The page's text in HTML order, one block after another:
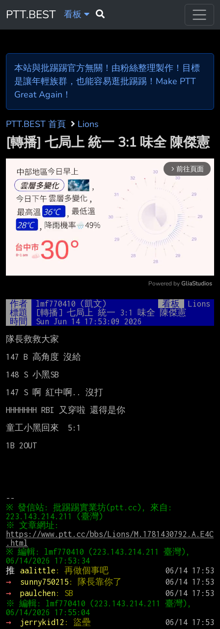
PTT.BEST 看板
本站與批踢踢官方無關！由粉絲整理製作！目標
是讓年輕族群，也能容易逛批踢踢！Make PTT
Great Again！
PTT.BEST 首頁 Lions
[轉播] 七局上 統一 3:1 味全 陳傑憲
arrow_forward_ios 前往頁面
Mute
Powered by GliaStudios
作者 lmf770410 (凱文) 看板
Lions
標題
[轉播] 七局上 統一 3:1 味全 陳傑憲
時間
Sun Jun 14 17:53:09 2026
隊長救救大家
147 B 高角度 沒給
148 S 小黑SB
147 S 啊 紅中啊.. 沒打
HHHHHHH RBI 又穿啦 還得是你
童工小黑回來  5:1
1B 2OUT
※ 發信站: 批踢踢實業坊(ptt.cc), 來自:
https://www.ptt.cc/bbs/Lions/M.1781430792.A.E4C
.html
※ 編輯: lmf770410 (223.143.214.211 臺灣),
推
aalittle : 再做個事吧
→
sunny750215 : 隊長靠你了
→
paulchen: SB
※ 編輯: lmf770410 (223.143.214.211 臺灣),
→
jerrykid12 : 盜壘